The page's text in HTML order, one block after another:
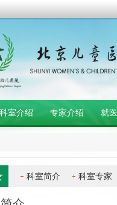
科室介绍 专家介绍 就
科室简介 科室专家